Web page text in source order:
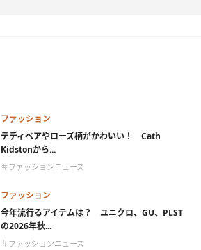
ファッション
テディベアやローズ柄がかわいい！ Cath
Kidstonから...
＃ファッションニュース
ファッション
今年流行るアイテムは？ ユニクロ、GU、PLST
の2026年秋...
＃ファッションニュース